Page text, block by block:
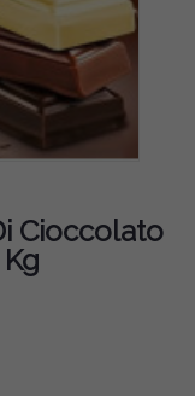
Cioccolato